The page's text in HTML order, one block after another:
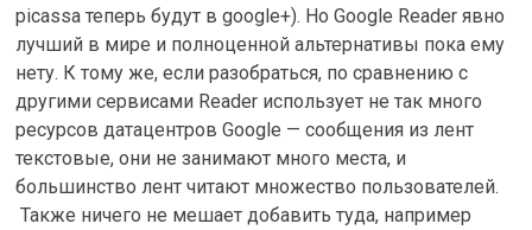
picassa теперь будут в google+). Но Google Reader явно
лучший в мире и полноценной альтернативы пока ему
нету. К тому же, если разобраться, по сравнению с
другими сервисами Reader использует не так много
ресурсов датацентров Google — сообщения из лент
текстовые, они не занимают много места, и
большинство лент читают множество пользователей.
Также ничего не мешает добавить туда, например